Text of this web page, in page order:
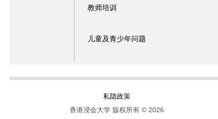
教师培训
儿童及青少年问题
私隐政策
香港浸会大学 版权所有 © 2026